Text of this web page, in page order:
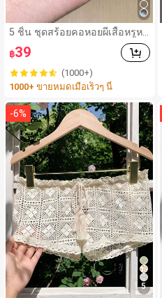
5 ชิ้น ชุดสร้อยคอหอยผีเสื้อหรูหร
าเรียบง่าย ประดับมุกเทียม หินพร
ะจันทร์เทียม อความารีนเทียม สำ
หรับผู้หญิง สร้อยคอโชคเกอร์ เห
มาะสำหรับสวมใส่ในชีวิตประจำ
วัน วันหยุด ออกเดท ปาร์ตี้ ของข
฿39
(1000+)
1000+ ขายหมดเมื่อเร็วๆ นี้
5
-6%